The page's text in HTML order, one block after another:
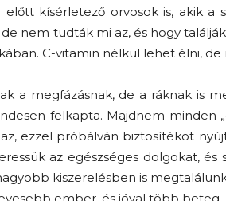
előtt kísérletező orvosok is, akik
nem tudták mi az, és hogy
C-vitamin nélkül lehet élni,
a megfázásnak, de a ráknak is
felkapta. Majdnem minden
ezzel próbálván biztosítékot
az egészséges dolgokat,
kiszerelésben is